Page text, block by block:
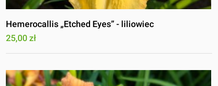
Hemerocallis „Etched Eyes” - liliowiec
25,00 zł